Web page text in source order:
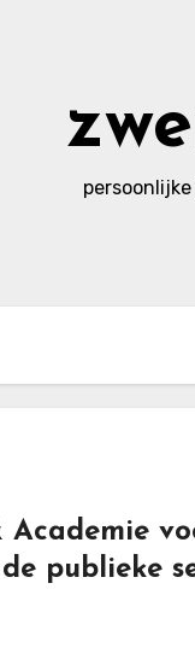
Academie
publieke